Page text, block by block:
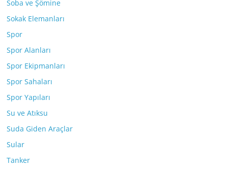
Soba ve Şömine
Sokak Elemanları
Spor
Spor Alanları
Spor Ekipmanları
Spor Sahaları
Spor Yapıları
Su ve Atıksu
Suda Giden Araçlar
Sular
Tanker